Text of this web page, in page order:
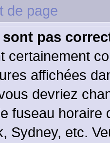
de page
sont pas
certainement
affichées
devriez
fuseau
Sydney, etc.